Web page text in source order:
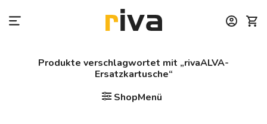
Inhalt
Produkte verschlagwortet mit „rivaALVA-
Ersatzkartusche“
ShopMenü